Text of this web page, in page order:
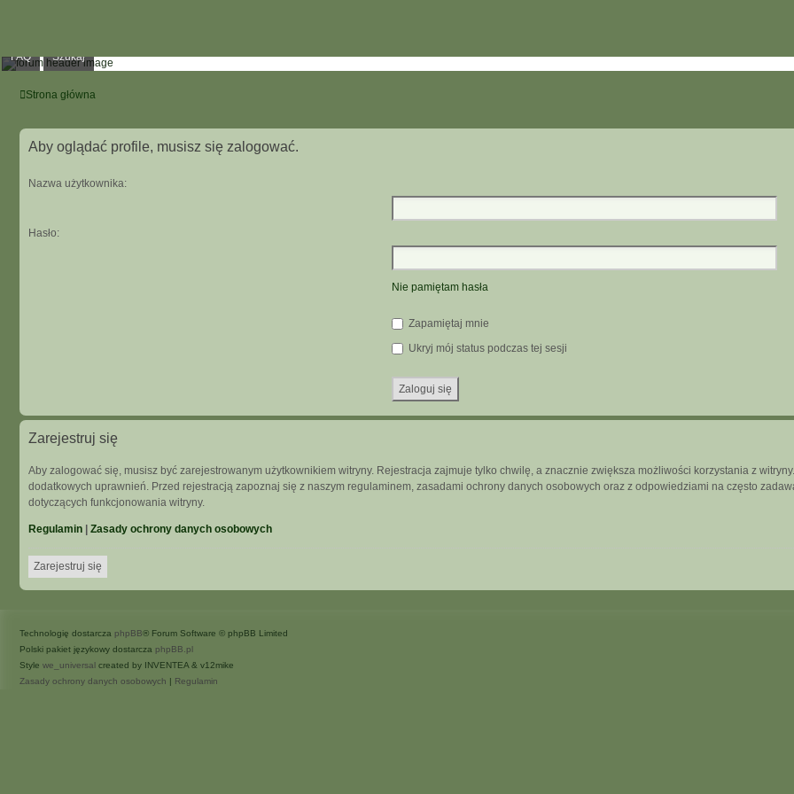
FAQ Szukaj
Strona główna
Aby oglądać profile, musisz się zalogować.
Nazwa użytkownika:
Hasło:
Nie pamiętam hasła
Zapamiętaj mnie
Ukryj mój status podczas tej sesji
Zarejestruj się
Aby zalogować się, musisz być zarejestrowanym użytkownikiem witryny. Rejestracja zajmuje tylko chwilę, a znacznie zwiększa możliwości korzystania z
dodatkowych uprawnień. Przed rejestracją zapoznaj się z naszym regulaminem, zasadami ochrony danych osobowych oraz z odpowiedziami na często
dotyczących funkcjonowania witryny.
Regulamin Zasady ochrony danych osobowych
Zarejestruj się
Technologię dostarcza phpBB® Forum Software © phpBB Limited
Polski pakiet językowy dostarcza phpBB.pl
Style we_universal created by INVENTEA & v12mike
Zasady ochrony danych osobowych | Regulamin